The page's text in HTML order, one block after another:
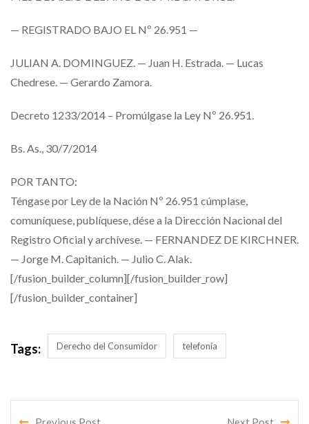
— REGISTRADO BAJO EL Nº 26.951 —
JULIAN A. DOMINGUEZ. — Juan H. Estrada. — Lucas
Chedrese. — Gerardo Zamora.
Decreto 1233/2014 – Promúlgase la Ley Nº 26.951.
Bs. As., 30/7/2014
POR TANTO:
Téngase por Ley de la Nación Nº 26.951 cúmplase,
comuníquese, publíquese, dése a la Dirección Nacional del
Registro Oficial y archívese. — FERNANDEZ DE KIRCHNER.
— Jorge M. Capitanich. — Julio C. Alak.
[/fusion_builder_column][/fusion_builder_row]
[/fusion_builder_container]
Tags: Derecho del Consumidor telefonía